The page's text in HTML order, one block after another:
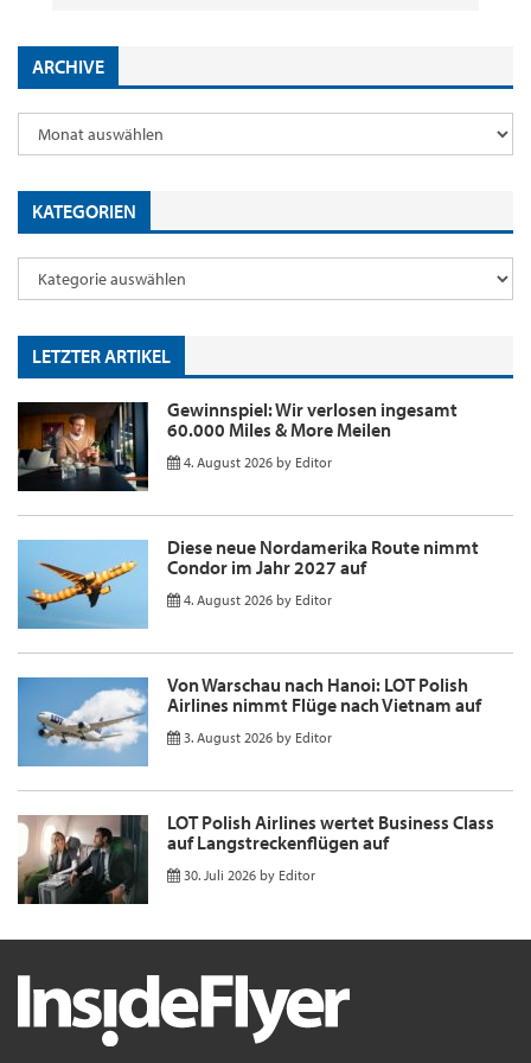
ARCHIVE
KATEGORIEN
LETZTER ARTIKEL
Gewinnspiel: Wir verlosen ingesamt
60.000 Miles & More Meilen
4. August 2026 by Editor
Diese neue Nordamerika Route nimmt
Condor im Jahr 2027 auf
4. August 2026 by Editor
Von Warschau nach Hanoi: LOT Polish
Airlines nimmt Flüge nach Vietnam auf
3. August 2026 by Editor
LOT Polish Airlines wertet Business Class
auf Langstreckenflügen auf
30. Juli 2026 by Editor